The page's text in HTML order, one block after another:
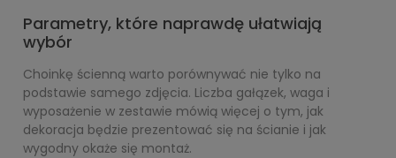
Parametry, które naprawdę ułatwiają
wybór
Choinkę ścienną warto porównywać nie tylko na
podstawie samego zdjęcia. Liczba gałązek, waga i
wyposażenie w zestawie mówią więcej o tym, jak
dekoracja będzie prezentować się na ścianie i jak
wygodny okaże się montaż.